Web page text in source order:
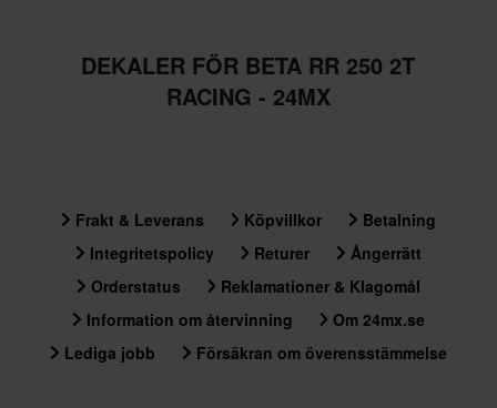
DEKALER FÖR BETA RR 250 2T
RACING - 24MX
Frakt & Leverans Köpvillkor
Betalning
Integritetspolicy
Returer
Ångerrätt
Orderstatus
Reklamationer & Klagomål
Information om återvinning
Om 24mx.se
Lediga jobb
Försäkran om överensstämmelse